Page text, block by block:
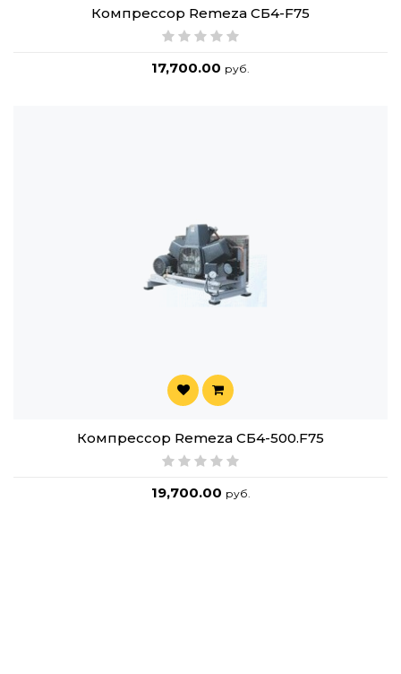
Компрессор Remeza СБ4-F75
17,700.00 руб.
Компрессор Remeza СБ4-500.F75
19,700.00 руб.